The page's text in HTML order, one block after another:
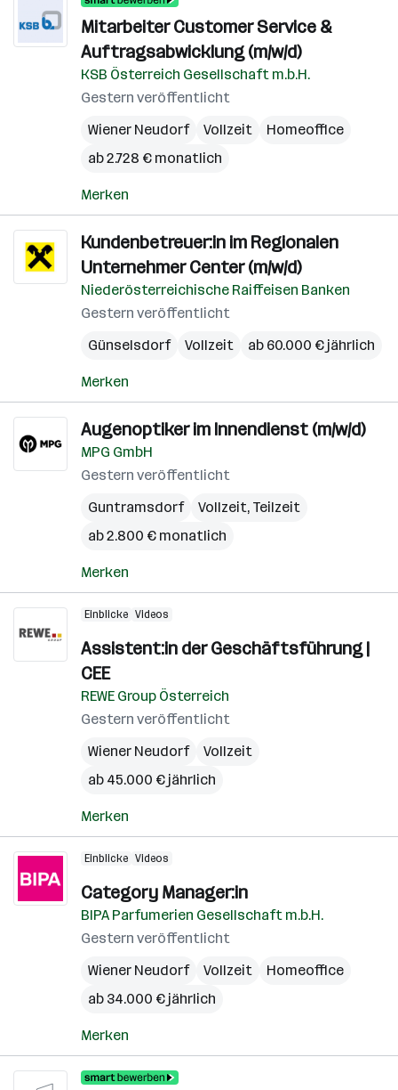
Mitarbeiter Customer Service &
Auftragsabwicklung (m/w/d)
KSB Österreich Gesellschaft m.b.H.
Gestern veröffentlicht
Wiener Neudorf
Vollzeit
Homeoffice
ab 2.728 € monatlich
Merken
Kundenbetreuer:in im Regionalen
Unternehmer Center (m/w/d)
Niederösterreichische Raiffeisen Banken
Gestern veröffentlicht
Günselsdorf
Vollzeit ab 60.000 € jährlich
Merken
Augenoptiker im Innendienst (m/w/d)
MPG GmbH
Gestern veröffentlicht
Guntramsdorf
Vollzeit, Teilzeit
ab 2.800 € monatlich
Merken
Einblicke Videos
Assistent:in der Geschäftsführung |
CEE
REWE Group Österreich
Gestern veröffentlicht
Wiener Neudorf
Vollzeit
ab 45.000 € jährlich
Merken
Einblicke Videos
Category Manager:in
BIPA Parfumerien Gesellschaft m.b.H.
Gestern veröffentlicht
Wiener Neudorf
Vollzeit
Homeoffice
ab 34.000 € jährlich
Merken